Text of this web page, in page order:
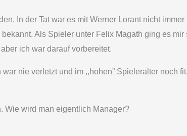
In der Tat war es mit Werner Lorant nicht
Als Spieler unter Felix Magath ging es
ich war darauf vorbereitet.
nie verletzt und im ,,hohen” Spieleralter noch fit.
Wie wird man eigentlich Manager?